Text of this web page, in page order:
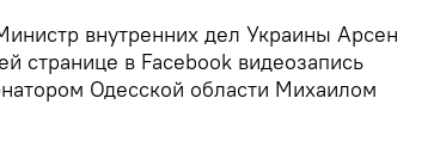
внутренних дел Украины Арсен
странице в Facebook видеозапись
Одесской области Михаилом